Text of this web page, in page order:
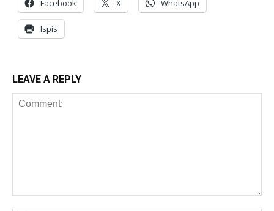
Facebook X WhatsApp
Ispis
LEAVE A REPLY